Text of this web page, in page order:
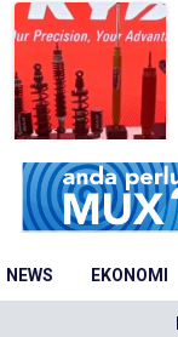
NEWS EKONOMI